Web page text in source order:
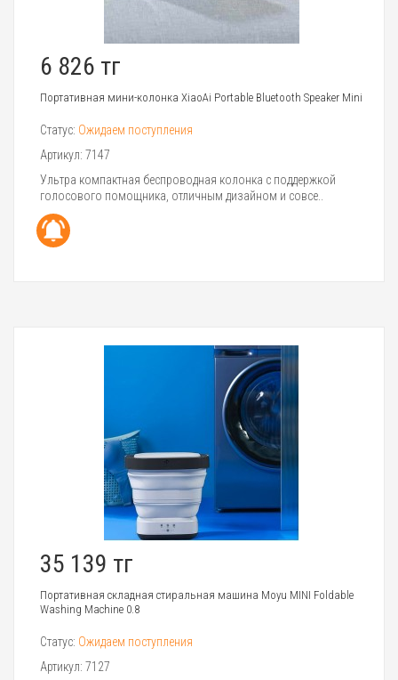
6 826 тг
Портативная мини-колонка XiaoAi Portable Bluetooth Speaker Mini
Статус: Ожидаем поступления
Артикул: 7147
Ультра компактная беспроводная колонка с поддержкой
голосового помощника, отличным дизайном и совсе..
35 139 тг
Портативная складная стиральная машина Moyu MINI Foldable
Washing Machine 0.8
Статус: Ожидаем поступления
Артикул: 7127